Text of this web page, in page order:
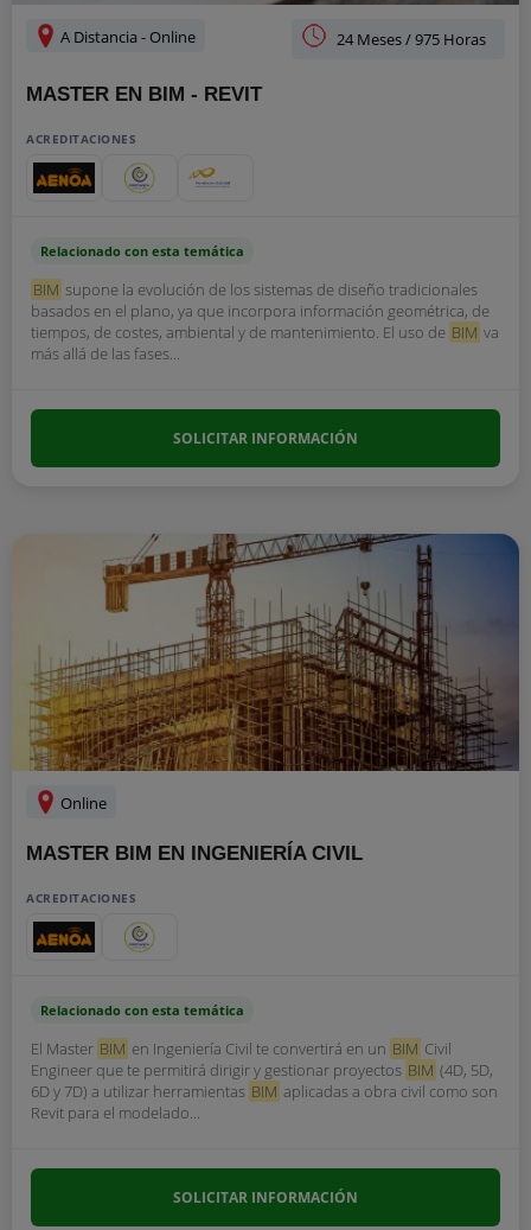
A Distancia - Online 24 Meses / 975 Horas
MASTER EN BIM - REVIT
ACREDITACIONES
Relacionado con esta temática
BIM supone la evolución de los sistemas de diseño tradicionales
basados en el plano, ya que incorpora información geométrica, de
tiempos, de costes, ambiental y de mantenimiento. El uso de BIM va
más allá de las fases...
SOLICITAR INFORMACIÓN
Online
MASTER BIM EN INGENIERÍA CIVIL
ACREDITACIONES
Relacionado con esta temática
El Master BIM en Ingeniería Civil te convertirá en un BIM Civil
Engineer que te permitirá dirigir y gestionar proyectos BIM (4D, 5D,
6D y 7D) a utilizar herramientas BIM aplicadas a obra civil como son
Revit para el modelado...
SOLICITAR INFORMACIÓN